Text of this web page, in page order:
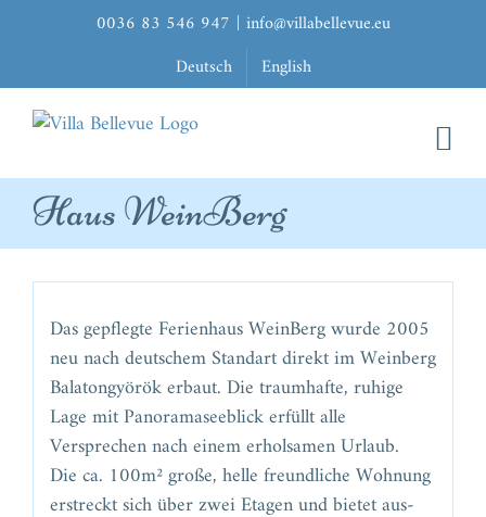
0036 83 546 947 | info@villabellevue.eu
Deutsch
English
Haus WeinBerg
Das gepflegte Ferienhaus WeinBerg wurde 2005
neu nach deutschem Standart direkt im Weinberg
Balatongyörök erbaut. Die traumhafte, ruhige
Lage mit Panoramaseeblick erfüllt alle
Versprechen nach einem erholsamen Urlaub.
Die ca. 100m² große, helle freundliche Wohnung
erstreckt sich über zwei Etagen und bietet aus-